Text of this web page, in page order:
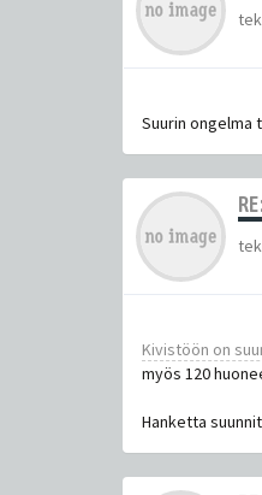
Suurin ongelma
Kivistöön on
myös 120
Hanketta